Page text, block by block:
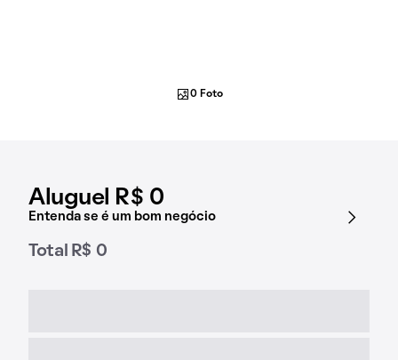
Aluguel R$ 0
Entenda se é um bom negócio
Total R$ 0
0 Foto